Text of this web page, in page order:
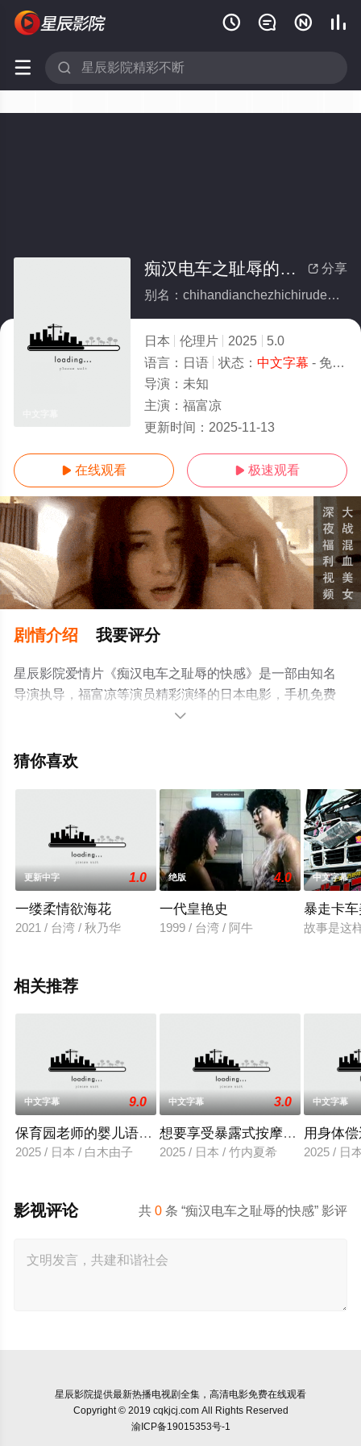
   
 
 分享
痴汉电车之耻辱的快感
别名：chihandianchezhichirudekuaigan
日本 伦理片 2025
5.0
语言： 日语 状态： 中文字幕 - 免费在线观看
导演： 未知
主演： 福富凉
更新时间： 2025-11-13
 在线观看  极速观看
剧情介绍 我要评分
星辰影院爱情片《痴汉电车之耻辱的快感》是一部由知名
导演执导，福富凉等演员精彩演绎的日本电影，手机免费
观看高清未删减完整版电影就上星辰影视，更多剧情信息

猜你喜欢
更新中字 1.0
一缕柔情欲海花
2021 / 台湾 / 秋乃华
绝版 4.0
一代皇艳史
1999 / 台湾 / 阿牛
中文字幕
暴走卡
故事是这
相关推荐
中文字幕 9.0
保育园老师的婴儿语让人超兴奋
2025 / 日本 / 白木由子
中文字幕 3.0
想要享受暴露式按摩的已婚女子
2025 / 日本 / 竹内夏希
中文字幕
用身体
2025 / 日
共0 条 “痴汉电车之耻辱的快感” 影评
影视评论
星辰影院提供最新热播电视剧全集，高清电影免费在线观看
Copyright © 2019 cqkjcj.com All Rights Reserved
渝ICP备19015353号-1